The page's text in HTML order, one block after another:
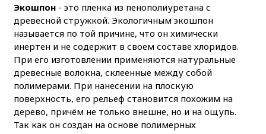
Экошпон- это пленка из пенополиуретана с
древесной стружкой. Экологичным экошпон
называется по той причине, что он химически
инертен и не содержит в своем составе хлоридов.
При его изготовлении применяются натуральные
древесные волокна, склеенные между собой
полимерами. При нанесении на плоскую
поверхность, его рельеф становится похожим на
дерево, причём не только внешне, но и на ощупь.
Так как он создан на основе полимерных